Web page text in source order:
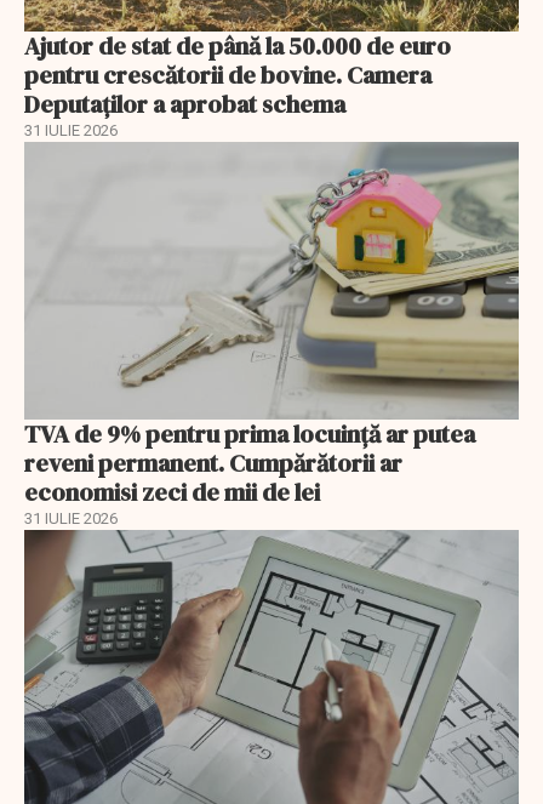
Ajutor de stat de până la 50.000 de euro
pentru crescătorii de bovine. Camera
Deputaților a aprobat schema
31 IULIE 2026
TVA de 9% pentru prima locuință ar putea
reveni permanent. Cumpărătorii ar
economisi zeci de mii de lei
31 IULIE 2026